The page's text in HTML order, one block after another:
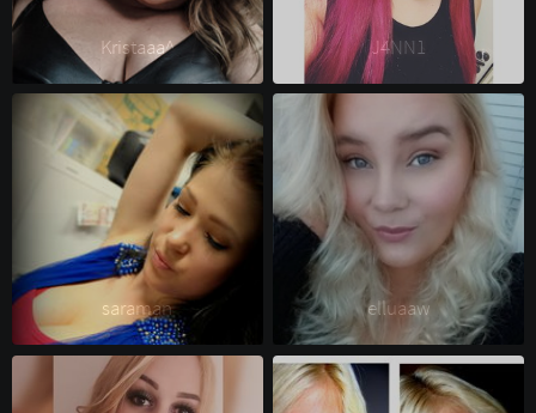
Kristaaa^ J4NN1
saraman elluaaw